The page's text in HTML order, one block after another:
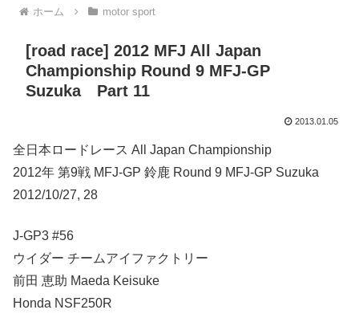
ホーム motor sport
[road race] 2012 MFJ All Japan
Championship Round 9 MFJ-GP
Suzuka Part 11
2013.01.05
全日本ロードレース All Japan Championship
2012年 第9戦 MFJ-GP 鈴鹿 Round 9 MFJ-GP Suzuka
2012/10/27, 28
J-GP3 #56
ウイダー チームアイファクトリー
前田 恵助 Maeda Keisuke
Honda NSF250R